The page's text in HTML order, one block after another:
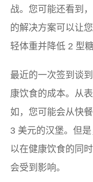
战。您可能还看到
的解决方案可以让
轻体重并降低 2 型
最近的一次签到谈
康饮食的成本。从
如，您可能会从快
3 美元的汉堡。但
以在健康饮食的同
会受到影响。